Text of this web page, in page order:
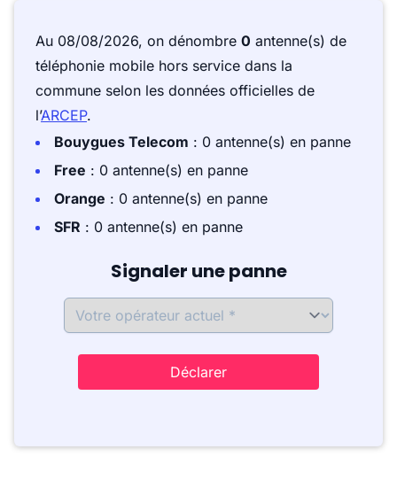
Au 08/08/2026, on dénombre 0 antenne(s) de
téléphonie mobile hors service dans la
commune selon les données officielles de
l’ARCEP.
Bouygues Telecom : 0 antenne(s) en panne
Free : 0 antenne(s) en panne
Orange : 0 antenne(s) en panne
SFR : 0 antenne(s) en panne
Signaler une panne
Déclarer